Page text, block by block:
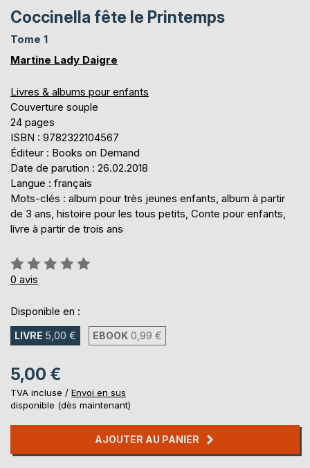
Coccinella fête le Printemps
Tome 1
Martine Lady Daigre
Livres & albums pour enfants
Couverture souple
24 pages
ISBN : 9782322104567
Éditeur : Books on Demand
Date de parution : 26.02.2018
Langue : français
Mots-clés : album pour très jeunes enfants, album à partir
de 3 ans, histoire pour les tous petits, Conte pour enfants,
livre à partir de trois ans
Évaluation:
0%
0 avis
Disponible en :
LIVRE 5,00 € EBOOK 0,99 €
5,00 €
TVA incluse / Envoi en sus
disponible (dès maintenant)
AJOUTER AU PANIER